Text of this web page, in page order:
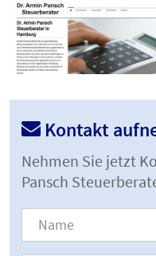
Kontakt
Nehmen Sie jetzt
Pansch